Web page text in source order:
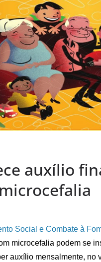
auxílio
Social e Combate à
microcefalia podem se
auxílio mensalmente, no